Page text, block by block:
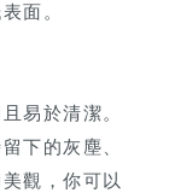
面。
易於清潔。
下的灰塵、
觀，你可以